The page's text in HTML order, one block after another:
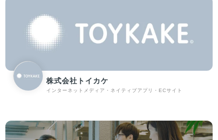
株式会社トイカケ
インターネットメディア・ネイティブアプリ・ECサイト